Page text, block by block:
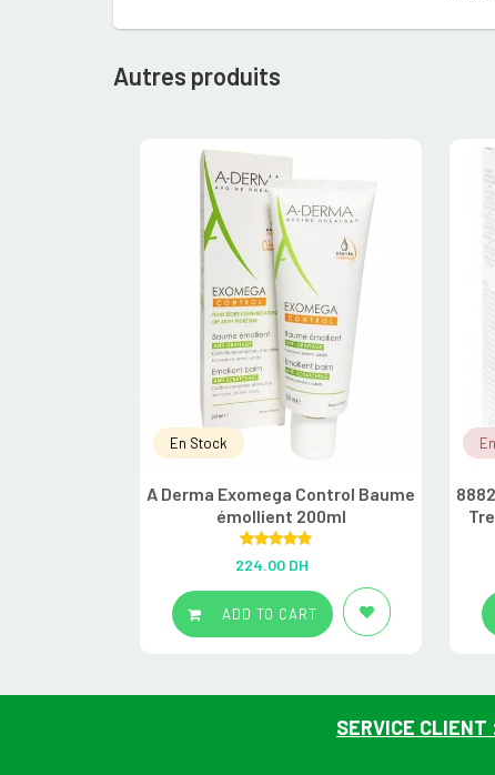
Autres produits
En Stock
A Derma Exomega Control Baume
émollient 200ml
Rated 5.00
out of 5
224.00 DH
ADD TO CART
SERVICE CLIENT